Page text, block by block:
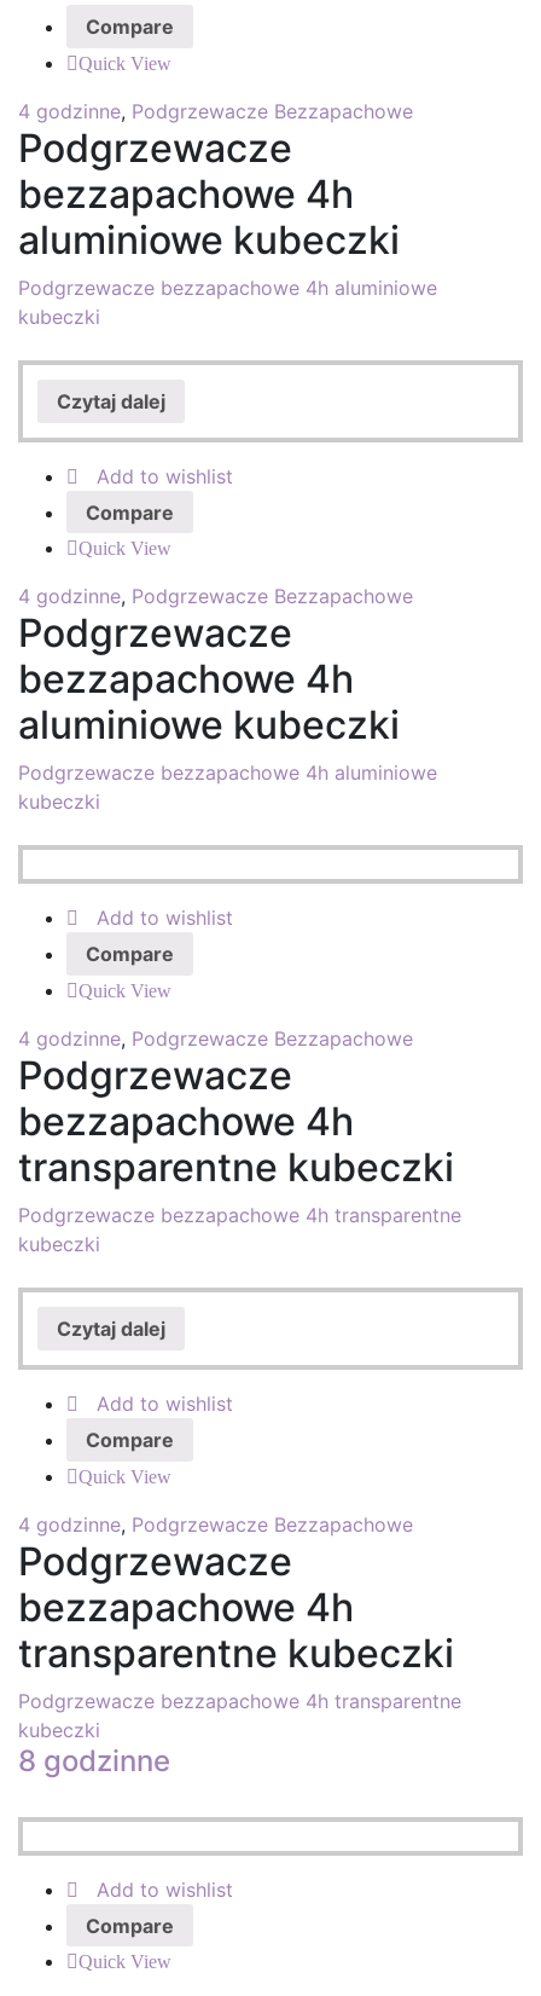
Compare
Quick View
4 godzinne, Podgrzewacze Bezzapachowe
Podgrzewacze
bezzapachowe 4h
aluminiowe kubeczki
Podgrzewacze bezzapachowe 4h aluminiowe
kubeczki
Czytaj dalej
Add to wishlist
Compare
Quick View
4 godzinne, Podgrzewacze Bezzapachowe
Podgrzewacze
bezzapachowe 4h
aluminiowe kubeczki
Podgrzewacze bezzapachowe 4h aluminiowe
kubeczki
Add to wishlist
Compare
Quick View
4 godzinne, Podgrzewacze Bezzapachowe
Podgrzewacze
bezzapachowe 4h
transparentne kubeczki
Podgrzewacze bezzapachowe 4h transparentne
kubeczki
Czytaj dalej
Add to wishlist
Compare
Quick View
4 godzinne, Podgrzewacze Bezzapachowe
Podgrzewacze
bezzapachowe 4h
transparentne kubeczki
Podgrzewacze bezzapachowe 4h transparentne
kubeczki
8 godzinne
Add to wishlist
Compare
Quick View